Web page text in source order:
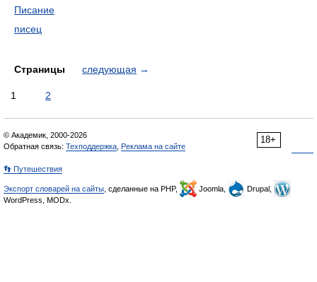
Писание
писец
Страницы следующая →
1 2
18+
© Академик, 2000-2026
Обратная связь: Техподдержка Реклама на сайте
👣 Путешествия
Экспорт словарей на сайты , сделанные на PHP, Joomla,
Drupal,
WordPress, MODx.